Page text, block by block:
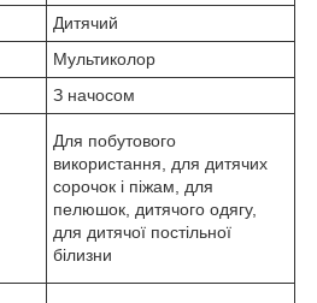
Дитячий
Мультиколор
З начосом
Для побутового
використання, для дитячих
сорочок і піжам, для
пелюшок, дитячого одягу,
для дитячої постільної
білизни